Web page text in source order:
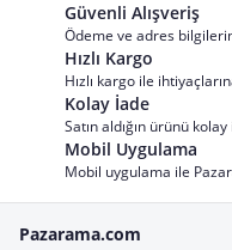
Güvenli Alışveriş
Ödeme ve adres
Hızlı Kargo
Hızlı kargo ile
Kolay İade
Satın aldığın ürünü
Mobil Uygulama
Mobil uygulama ile
Pazarama.com